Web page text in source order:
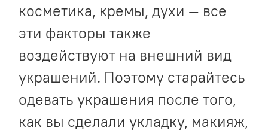
косметика, кремы, духи — все
эти факторы также
воздействуют на внешний вид
украшений. Поэтому старайтесь
одевать украшения после того,
как вы сделали укладку, макияж,